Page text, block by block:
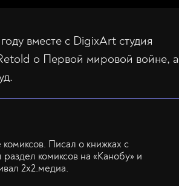
вместе с DigixArt студия
о Первой мировой войне, а
Писал о книжках с
комиксов на «Канобу» и
2х2.медиа.